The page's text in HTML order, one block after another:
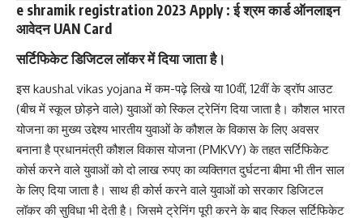
e shramik registration 2023 Apply : ई श्रम कार्ड ऑनलाइन
आवेदन UAN Card
सर्टिफिकेट डिजिटल लॉकर में दिया जाता है।
इस kaushal vikas yojana में कम-पढ़े लिखे या 10वीं, 12वीं के ड्रॉप आउट
(बीच में स्कूल छोड़ने वाले) युवाओं को स्किल ट्रेनिंग दिया जाता है। कौशल भारत
योजना का मुख्य उद्देश्य भारतीय युवाओं के कौशल के विकास के लिए अवसर
बनाना है प्रधानमंत्री कौशल विकास योजना (PMKVY) के तहत सर्टिफिकेट
कोर्स करने वाले युवाओं को दो लाख रुपए का व्यक्तिगत दुर्घटना बीमा भी तीन साल
के लिए दिया जाता है। साथ ही कोर्स करने वाले युवाओं को सरकार डिजिटल
लॉकर की सुविधा भी देती है। जिसमे ट्रेनिंग पूरी करने के बाद स्किल सर्टिफिकेट